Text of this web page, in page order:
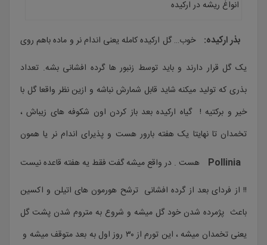
انواغ ریشه در ارکیده
بذر ارکیده: خوب… گل ارکیده کامله یعنی اندام نر و ماده باهم روی
یک گل قرار دارند و باید توسط زنبور ها گرده افشانی بشه. تعداد
بذری که تولید میکنه شاید قابل شمارش نباشه و ازین نظر واقعا گل با
خیر و برکتیه ! گیاه ارکیده بعد باز کردن اون شکوفه های زیباش ،
تخمدان تا نهایتا یک هفته بارور هست و پذیرای اندام نر یا همون
Pollinia
هست . در واقع میشه گفت فقط یه هفته قاعده نیست
!! از فردای بعد از گرده افشانی ترشح هورمون های اتیلن و اکسین
باعث پژمرده شدن خود گل میشه و شروع به متروم شدن پشت گل
یعنی تخمدان میشه ، این تورم از ۳۰ روز اول به بعد متوقف میشه و